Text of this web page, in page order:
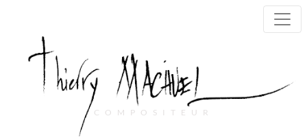
COMPOSITEUR
Main Navigation